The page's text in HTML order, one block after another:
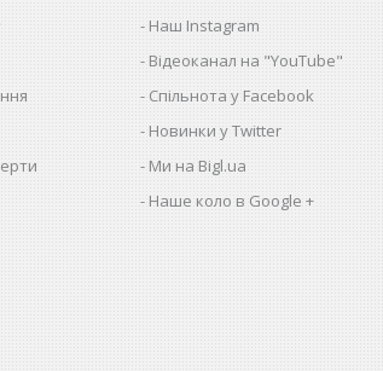
Наш Instagram
Відеоканал на "YouTube"
Спільнота у Facebook
Новинки у Twitter
Ми на Bigl.ua
Наше коло в Google +